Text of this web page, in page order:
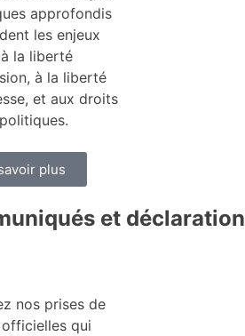
approfondis
les enjeux
la liberté
à la liberté
et aux droits
plus
et
nos prises de
qui